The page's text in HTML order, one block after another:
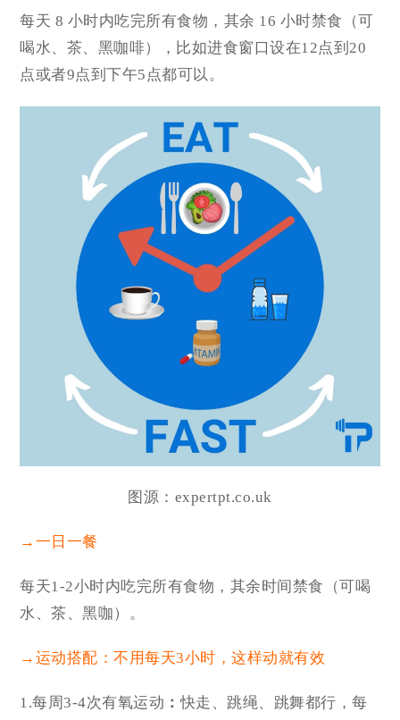
每天 8 小时内吃完所有食物，其余 16 小时禁食（可
喝水、茶、黑咖啡），比如进食窗口设在12点到20
点或者9点到下午5点都可以。
图源：expertpt.co.uk
→一日一餐
每天1-2小时内吃完所有食物，其余时间禁食（可喝
水、茶、黑咖）。
→运动搭配：不用每天3小时，这样动就有效
1.每周3-4次有氧运动 ：快走、跳绳、跳舞都行，每